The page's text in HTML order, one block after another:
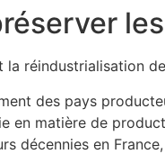
réindustrialisation
des pays
en matière de
décennies en